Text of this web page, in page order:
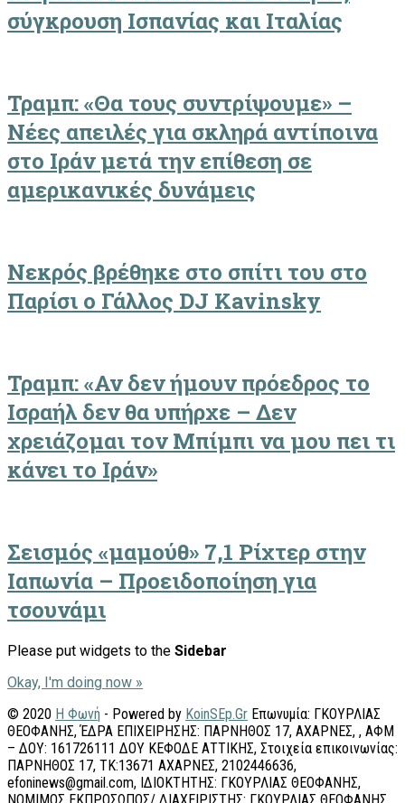
σύγκρουση Ισπανίας και Ιταλίας
Τραμπ: «Θα τους συντρίψουμε» –
Νέες απειλές για σκληρά αντίποινα
στο Ιράν μετά την επίθεση σε
αμερικανικές δυνάμεις
Νεκρός βρέθηκε στο σπίτι του στο
Παρίσι ο Γάλλος DJ Kavinsky
Τραμπ: «Αν δεν ήμουν πρόεδρος το
Ισραήλ δεν θα υπήρχε – Δεν
χρειάζομαι τον Μπίμπι να μου πει τι
κάνει το Ιράν»
Σεισμός «μαμούθ» 7,1 Ρίχτερ στην
Ιαπωνία – Προειδοποίηση για
τσουνάμι
Please put widgets to the Sidebar
Okay, I'm doing now »
© 2020 Η Φωνή - Powered by KoinSEp.Gr Επωνυμία: ΓΚΟΥΡΛΙΑΣ
ΘΕΟΦΑΝΗΣ, ΈΔΡΑ ΕΠΙΧΕΙΡΗΣΗΣ: ΠΑΡΝΗΘΟΣ 17, ΑΧΑΡΝΕΣ, , ΑΦΜ
– ΔΟΥ: 161726111 ΔΟΥ ΚΕΦΟΔΕ ΑΤΤΙΚΗΣ, Στοιχεία επικοινωνίας:
ΠΑΡΝΗΘΟΣ 17, ΤΚ:13671 ΑΧΑΡΝΕΣ, 2102446636,
efoninews@gmail.com, ΙΔΙΟΚΤΗΤΗΣ: ΓΚΟΥΡΛΙΑΣ ΘΕΟΦΑΝΗΣ,
ΝΟΜΙΜΟΣ ΕΚΠΡΟΣΩΠΟΣ/ ΔΙΑΧΕΙΡΙΣΤΗΣ: ΓΚΟΥΡΛΙΑΣ ΘΕΟΦΑΝΗΣ